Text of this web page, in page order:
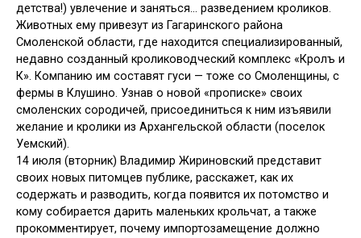
детства!) увлечение и заняться… разведением кроликов.
Животных ему привезут из Гагаринского района
Смоленской области, где находится специализированный,
недавно созданный кролиководческий комплекс «Кролъ и
К». Компанию им составят гуси — тоже со Смоленщины, с
фермы в Клушино. Узнав о новой «прописке» своих
смоленских сородичей, присоединиться к ним изъявили
желание и кролики из Архангельской области (поселок
Уемский).
14 июля (вторник) Владимир Жириновский представит
своих новых питомцев публике, расскажет, как их
содержать и разводить, когда появится их потомство и
кому собирается дарить маленьких крольчат, а также
прокомментирует, почему импортозамещение должно